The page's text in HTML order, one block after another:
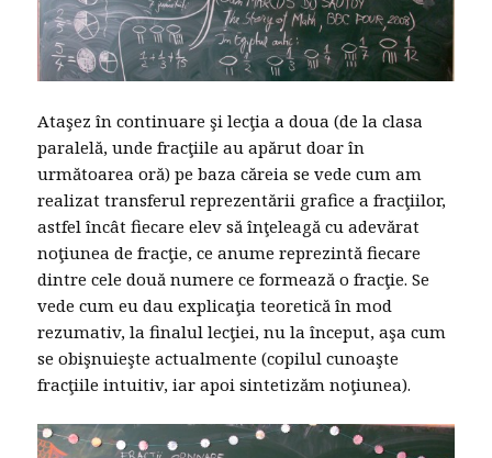
Ataşez în continuare şi lecţia a doua (de la clasa
paralelă, unde fracţiile au apărut doar în
următoarea oră) pe baza căreia se vede cum am
realizat transferul reprezentării grafice a fracţiilor,
astfel încât fiecare elev să înţeleagă cu adevărat
noţiunea de fracţie, ce anume reprezintă fiecare
dintre cele două numere ce formează o fracţie. Se
vede cum eu dau explicaţia teoretică în mod
rezumativ, la finalul lecţiei, nu la început, aşa cum
se obişnuieşte actualmente (copilul cunoaşte
fracţiile intuitiv, iar apoi sintetizăm noţiunea).